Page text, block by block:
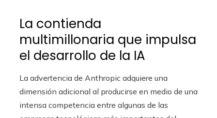
La contienda
multimillonaria que impulsa
el desarrollo de la IA
La advertencia de Anthropic adquiere una
dimensión adicional al producirse en medio de una
intensa competencia entre algunas de las